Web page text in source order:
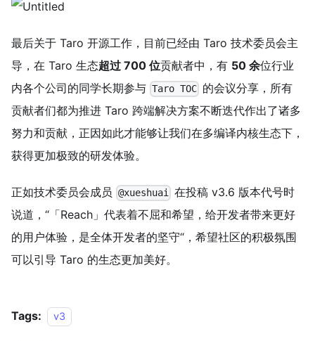
最后关于 Taro 开源工作，目前已经由 Taro 技术委员会主
导，在 Taro 生态超过 700 位贡献者中，有 50 余位行业
内各个公司的同学长期参与 Taro TOC 的会议分享，所有
贡献者们都为推进 Taro 跨端解决方案不断迭代作出了诸多
努力和贡献，正因如此才能够让我们在多编译内核生态下，
获得更加极致的研发体验。
正如技术委员会成员 @xueshuai 在投稿 v3.6 版本代号时
说道，“「Reach」代表着不屈和希望，给开发者带来更好
的用户体验，是全体开发者的坚守“，希望社区的积极氛围
可以引导 Taro 的生态更加美好。
Tags: v3